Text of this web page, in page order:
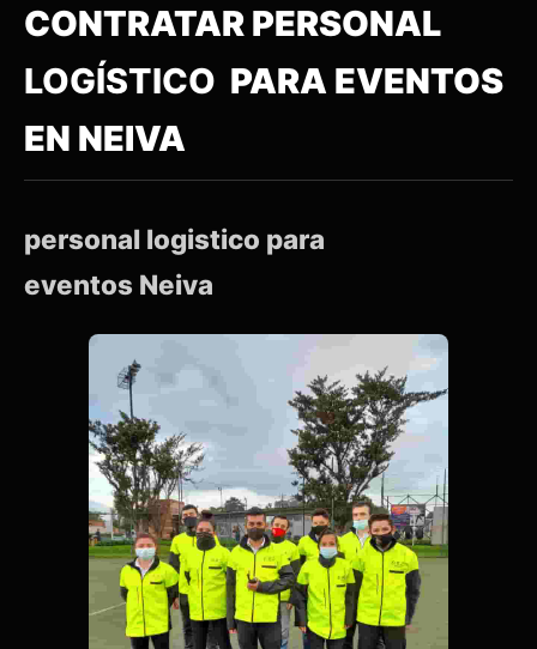
CONTRATAR PERSONAL
LOGÍSTICO PARA EVENTOS
EN NEIVA
personal logistico para
eventos Neiva